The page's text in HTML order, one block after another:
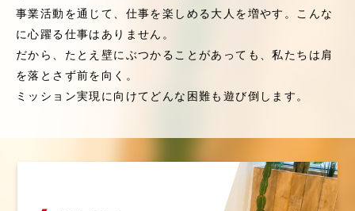
事業活動を通じて、仕事を楽しめる⼤⼈を増やす。こんな
に⼼躍る仕事はありません。
だから、たとえ壁にぶつかることがあっても、私たちは肩
を落とさず前を向く。
ミッション実現に向けてどんな困難も遊び倒します。